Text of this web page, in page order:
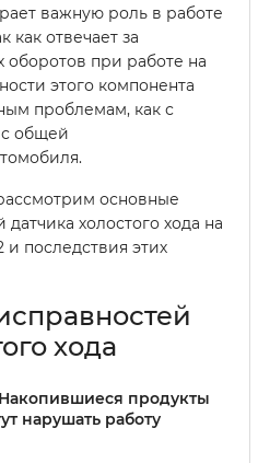
важную роль в работе
как отвечает за
при работе на
этого компонента
проблемам, как с
с общей
основные
холостого хода на
последствия этих
хода
Накопившиеся продукты
нарушать работу